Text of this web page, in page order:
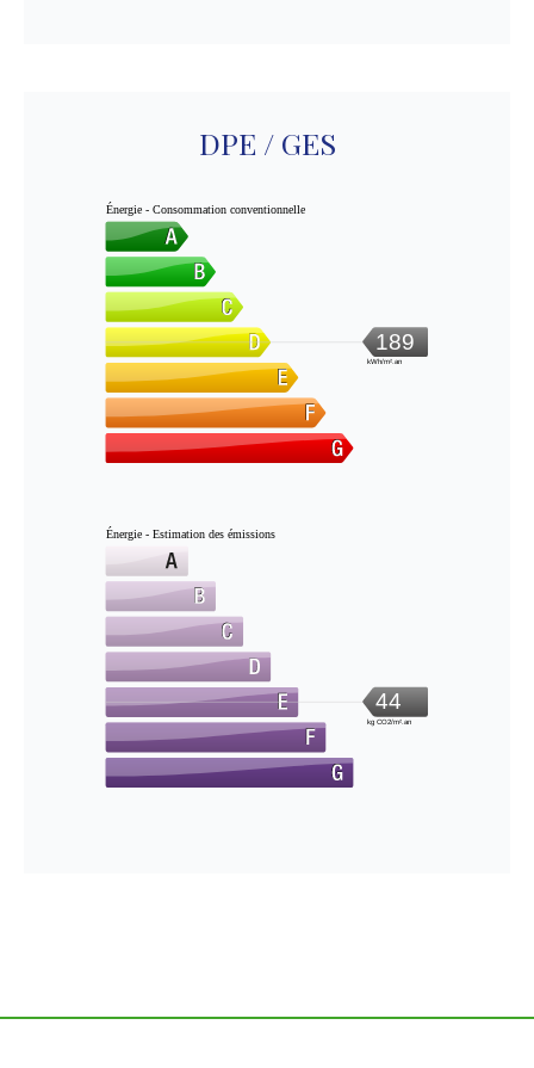
DPE / GES
Énergie - Consommation conventionnelle
189
kWh/m².an
Énergie - Estimation des émissions
44
kg CO2/m².an